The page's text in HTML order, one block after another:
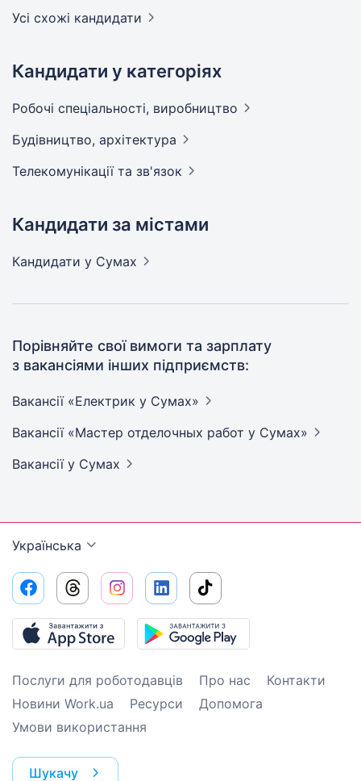
Усі схожі кандидати
Кандидати у категоріях
Робочі спеціальності, виробництво
Будівництво, архітектура
Телекомунікації та зв'язок
Кандидати за містами
Кандидати у Сумах
Порівняйте свої вимоги та зарплату
з вакансіями інших підприємств:
Вакансії «Електрик у Сумах»
Вакансії «Мастер отделочных работ у Сумах»
Вакансії у Сумах
Українська
Послуги для роботодавців Про нас
Контакти
Новини Work.ua
Ресурси
Допомога
Умови використання
Шукачу